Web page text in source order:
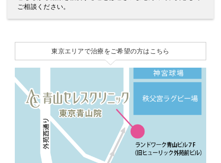
ご相談ください。
東京エリアで治療をご希望の方はこちら